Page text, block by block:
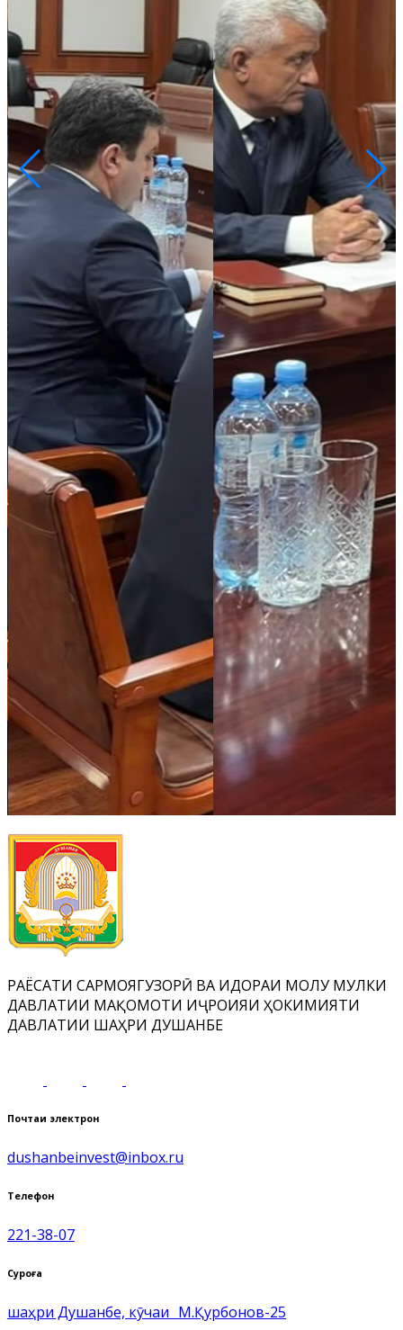
РАЁСАТИ САРМОЯГУЗОРӢ ВА ИДОРАИ МОЛУ МУЛКИ
ДАВЛАТИИ МАҚОМОТИ ИҶРОИЯИ ҲОКИМИЯТИ
ДАВЛАТИИ ШАҲРИ ДУШАНБЕ
Почтаи электронӣ
dushanbeinvest@inbox.ru
Телефон
221-38-07
Суроға
шаҳри Душанбе, кӯчаи М.Қурбонов-25